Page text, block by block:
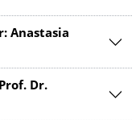
Anastasia
Dr.